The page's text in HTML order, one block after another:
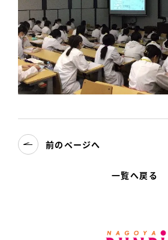
一覧へ戻る
前のページへ